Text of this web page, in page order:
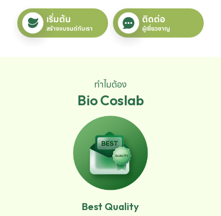
เริ่มต้น
สร้างแบรนด์กับเรา
ติดต่อ
ผู้เชี่ยวชาญ
ทำไมต้อง
Bio Coslab
Best Quality